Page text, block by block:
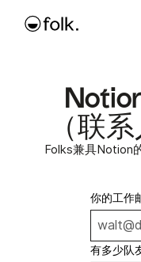
（联
Folks兼具Notion
你的工作
有多少队